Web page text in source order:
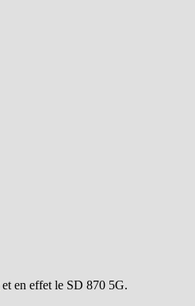
et en effet le SD 870 5G.